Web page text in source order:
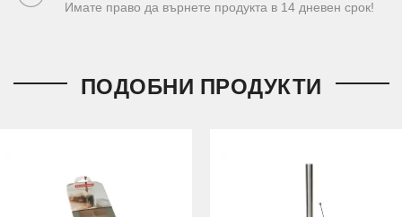
Имате право да върнете продукта в 14 дневен срок!
ПОДОБНИ ПРОДУКТИ